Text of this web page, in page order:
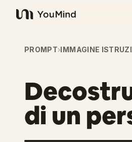
YouMind
PROMPT›IMMAGINE
di un